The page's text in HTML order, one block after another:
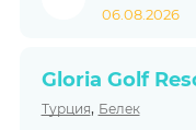
06.08.2026
Gloria Golf
Турция, Белек